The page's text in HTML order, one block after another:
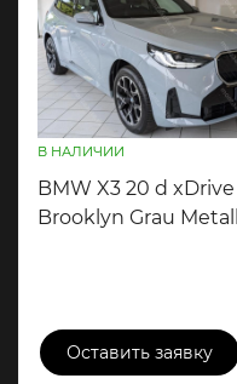
В НАЛИЧИИ
BMW X3 20 d
Brooklyn Grau
Оставить заявку